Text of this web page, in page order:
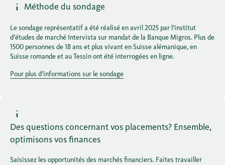
Méthode du sondage
Le sondage représentatif a été réalisé en avril 2025 par l’institut
d’études de marché Intervista sur mandat de la Banque Migros. Plus de
1500 personnes de 18 ans et plus vivant en Suisse alémanique, en
Suisse romande et au Tessin ont été interrogées en ligne.
Pour plus d’informations sur le sondage
Des questions concernant vos placements? Ensemble,
optimisons vos finances
Saisissez les opportunités des marchés financiers. Faites travailler